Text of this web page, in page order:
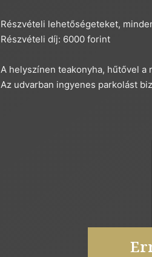
Részvételi lehetőségeteket,
Részvételi díj: 6000 forint
A helyszínen teakonyha, hűtővel
Az udvarban ingyenes parkolást